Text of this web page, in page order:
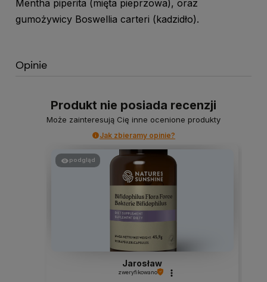
Mentha piperita (mięta pieprzowa), oraz
gumożywicy Boswellia carteri (kadzidło).
Opinie
Produkt nie posiada recenzji
Może zainteresują Cię inne ocenione produkty
Jak zbieramy opinie?
podgląd
Jarosław
zweryfikowano